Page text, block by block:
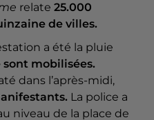
relate 25.000
de villes.
a été la pluie
sont mobilisées.
dans l’après-midi,
La police a
niveau de la place de